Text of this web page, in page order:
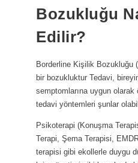
Bozukluğu
Edilir?
Borderline Kişilik Bozukluğu
bir bozukluktur Tedavi,
semptomlarına uygun
tedavi yöntemleri şunlar
Psikoterapi (Konuşma
Terapi, Şema Terapisi,
terapisi gibi ekollerle duygu